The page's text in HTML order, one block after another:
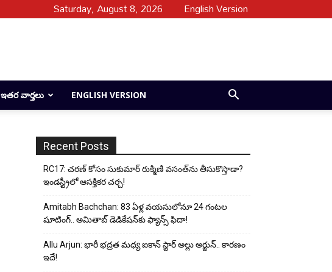
Saturday, August 8, 2026 English Version
ఇతర వార్తలు ENGLISH VERSION
Recent Posts
RC17: చరణ్ కోసం సుకుమార్ రుక్మిణి వసంత్‌ను తీసుకొస్తాడా?
ఇండస్ట్రీలో ఆసక్తికర చర్చ!
Amitabh Bachchan: 83 ఏళ్ల వయసులోనూ 24 గంటల
షూటింగ్.. అమితాబ్ డెడికేషన్‌కు ఫ్యాన్స్ ఫిదా!
Allu Arjun: భారీ భద్రత మధ్య ఐకాన్ స్టార్ అల్లు అర్జున్.. కారణం
ఇదే!